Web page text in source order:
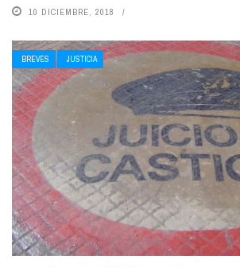
10 DICIEMBRE, 2018
BREVES JUSTICIA